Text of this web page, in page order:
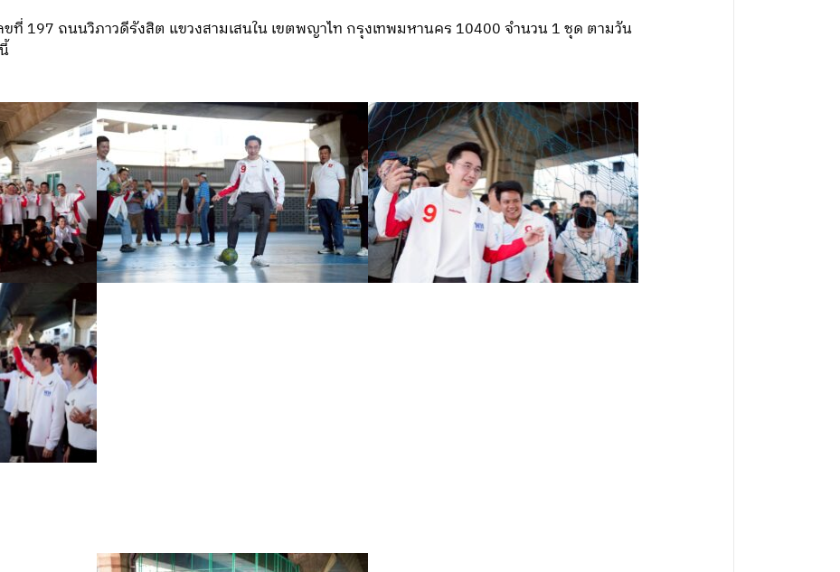
ขที่ 197 ถนนวิภาวดีรังสิต แขวงสามเสนใน เขตพญาไท กรุงเทพมหานคร 10400 จำนวน 1 ชุด ตามวัน